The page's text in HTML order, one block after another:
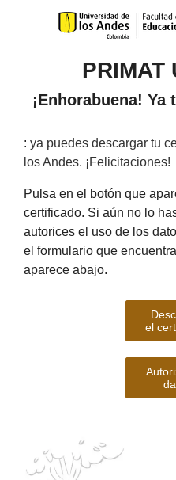
PRIMAT
¡Enhorabuena!
: ya puedes descargar tu
los Andes. ¡Felicitaciones!
Pulsa en el botón que
certificado. Si aún no lo
autorices el uso de los
el formulario que
aparece abajo.
el